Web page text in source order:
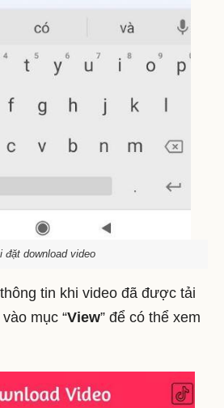
đặt download video
tin khi video đã được tải
mục “View” để có thể xem